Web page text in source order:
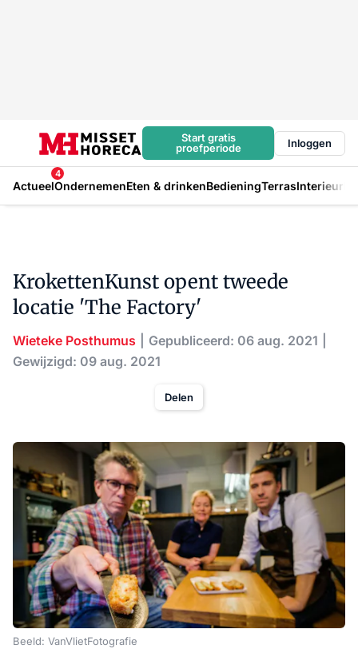
Start gratis
proefperiode
Inloggen
Actueel
4
OndernemenEten & drinkenBedieningTerrasInterieur
KrokettenKunst opent tweede
locatie 'The Factory'
Wieteke Posthumus
Gepubliceerd: 06 aug. 2021
Gewijzigd: 09 aug. 2021
Delen
Beeld: VanVlietFotografie